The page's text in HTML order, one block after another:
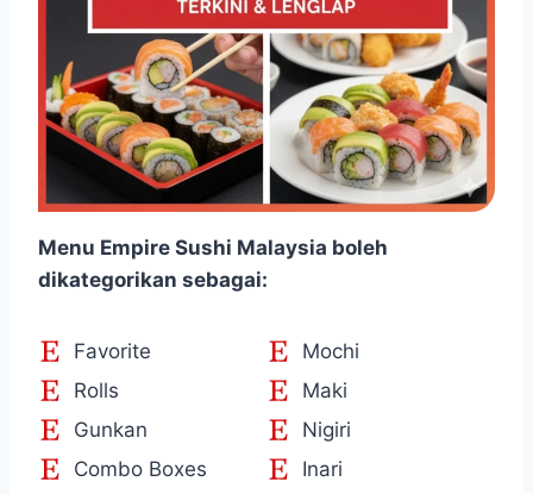
Menu Empire Sushi Malaysia boleh
dikategorikan sebagai:
Favorite
Mochi
Rolls
Maki
Gunkan
Nigiri
Combo Boxes
Inari